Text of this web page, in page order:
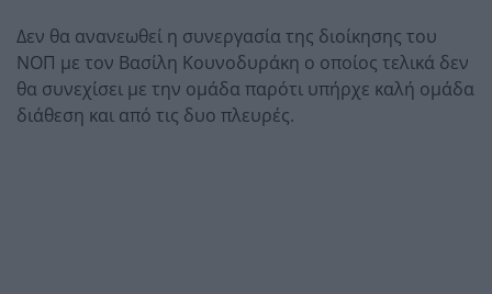
Δεν θα ανανεωθεί η συνεργασία της διοίκησης του
ΝΟΠ με τον Βασίλη Κουνοδυράκη ο οποίος τελικά δεν
θα συνεχίσει με την ομάδα παρότι υπήρχε καλή ομάδα
διάθεση και από τις δυο πλευρές.